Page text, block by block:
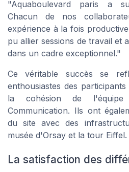
"Aquaboulevard paris a
Chacun de nos
expérience à la fois
pu allier sessions de travail et
dans un cadre exceptionnel."
Ce véritable succès se
enthousiastes des
la cohésion de
Communication. Ils ont
du site avec des
musée d'Orsay et la tour Eiffel.
La satisfaction des